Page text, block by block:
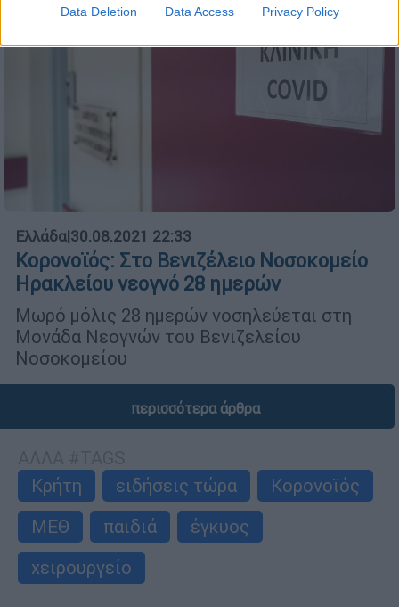
Data Deletion Data Access Privacy Policy
Ελλάδα|30.08.2021 22:33
Κορονοϊός: Στο Βενιζέλειο Νοσοκομείο
Ηρακλείου νεογνό 28 ημερών
Μωρό μόλις 28 ημερών νοσηλεύεται στη
Μονάδα Νεογνών του Βενιζελείου
Νοσοκομείου
περισσότερα άρθρα
Κρήτη
ειδήσεις τώρα
Κορονοϊός
ΜΕΘ
παιδιά
έγκυος
χειρουργείο